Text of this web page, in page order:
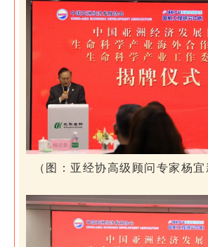
（图：亚经协高级顾问专家杨宜